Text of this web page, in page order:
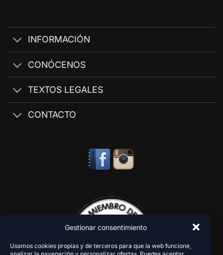
Gestionar consentimiento
Usamos cookies propias y de terceros para que la web funcione,
INFORMACIÓN
CONÓCENOS
TEXTOS LEGALES
CONTACTO